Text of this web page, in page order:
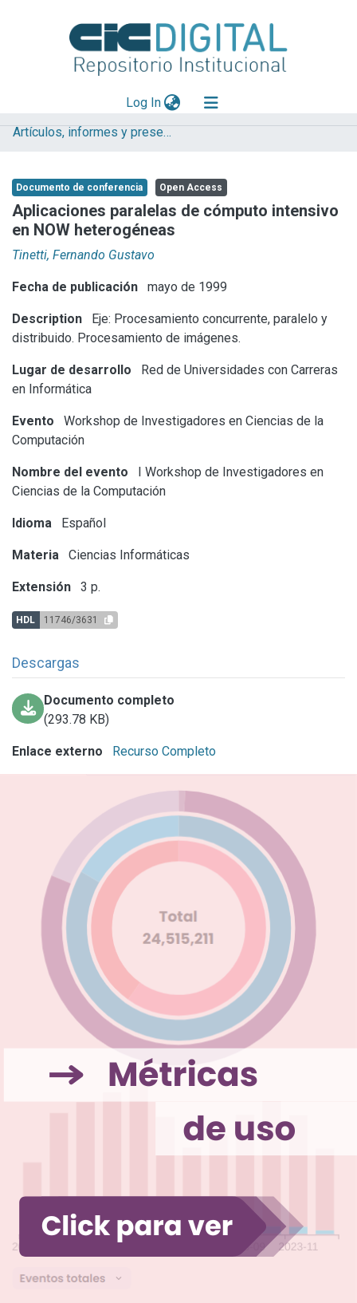
Log In(current)
Explorar
Aportar material
Statistics
Artículos, informes y presentaciones en Congresos
Documento de conferencia Open Access
Aplicaciones paralelas de cómputo intensivo
en NOW heterogéneas
Tinetti, Fernando Gustavo
Fecha de publicación mayo de 1999
Description
Eje: Procesamiento concurrente, paralelo y
distribuido. Procesamiento de imágenes.
Lugar de desarrollo
Red de Universidades con Carreras
en Informática
Evento
Workshop de Investigadores en Ciencias de la
Computación
Nombre del evento
I Workshop de Investigadores en
Ciencias de la Computación
Idioma Español
Materia Ciencias Informáticas
Extensión 3 p.
HDL 11746/3631
Descargas
Documento completo
(293.78 KB)
Enlace externo Recurso Completo